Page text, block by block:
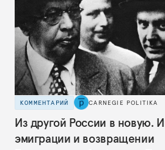
КОММЕНТАРИЙ CARNEGIE POLITIKA
Из другой России в новую.
эмиграции и возвращении